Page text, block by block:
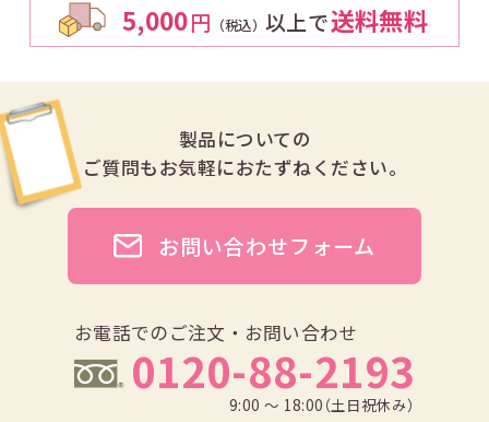
5,000円 （税込） 以上で送料無料
製品についての
ご質問もお気軽におたずねください。
お電話でのご注文・お問い合わせ
0120-88-2193
9:00 ～ 18:00（土日祝休み）
お問い合わせフォーム